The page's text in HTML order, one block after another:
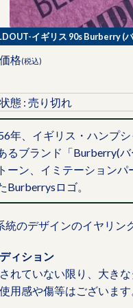
イギリス 90s Burberry (
格(税込)
態 : 売り切れ
年、イギリス・ハンプ
るブランド「Burberry(
ーン、イミテーション
Burberrysロゴ。
統のデザインのイヤリン
ィション
れていない限り、大き
用感や傷等はございま